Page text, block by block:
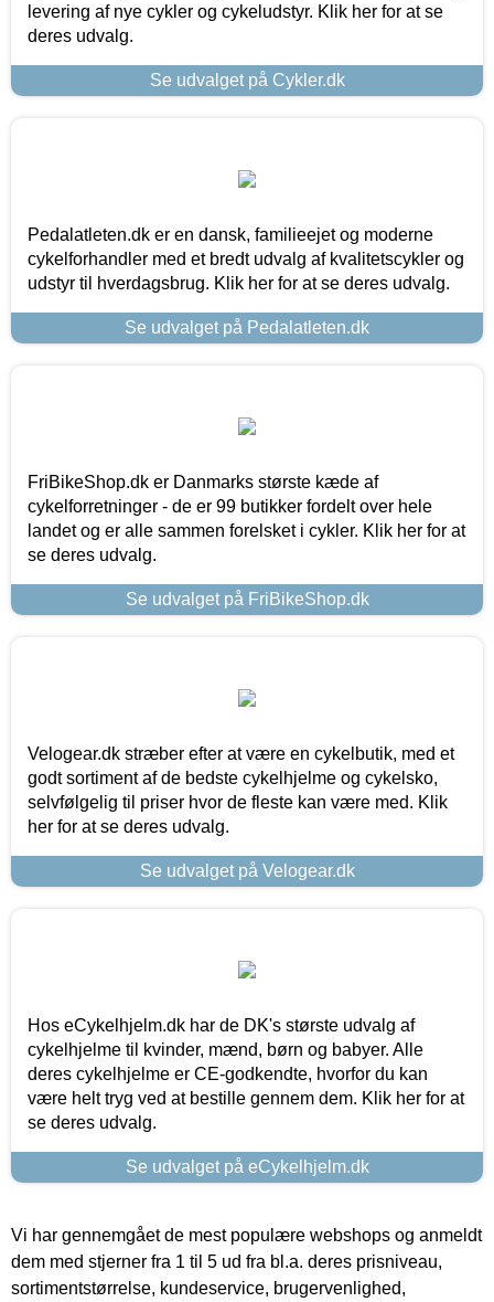
levering af nye cykler og cykeludstyr. Klik her for at se
deres udvalg.
Se udvalget på Cykler.dk
Pedalatleten.dk er en dansk, familieejet og moderne
cykelforhandler med et bredt udvalg af kvalitetscykler og
udstyr til hverdagsbrug. Klik her for at se deres udvalg.
Se udvalget på Pedalatleten.dk
FriBikeShop.dk er Danmarks største kæde af
cykelforretninger - de er 99 butikker fordelt over hele
landet og er alle sammen forelsket i cykler. Klik her for at
se deres udvalg.
Se udvalget på FriBikeShop.dk
Velogear.dk stræber efter at være en cykelbutik, med et
godt sortiment af de bedste cykelhjelme og cykelsko,
selvfølgelig til priser hvor de fleste kan være med. Klik
her for at se deres udvalg.
Se udvalget på Velogear.dk
Hos eCykelhjelm.dk har de DK's største udvalg af
cykelhjelme til kvinder, mænd, børn og babyer. Alle
deres cykelhjelme er CE-godkendte, hvorfor du kan
være helt tryg ved at bestille gennem dem. Klik her for at
se deres udvalg.
Se udvalget på eCykelhjelm.dk
Vi har gennemgået de mest populære webshops og anmeldt
dem med stjerner fra 1 til 5 ud fra bl.a. deres prisniveau,
sortimentstørrelse, kundeservice, brugervenlighed,